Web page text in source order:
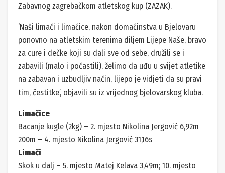
Zabavnog zagrebačkom atletskog kup (ZAZAK).
‘Naši limači i limaćice, nakon domaćinstva u Bjelovaru
ponovno na atletskim terenima diljem Lijepe Naše, bravo
za cure i dečke koji su dali sve od sebe, družili se i
zabavili (malo i počastili), želimo da uđu u svijet atletike
na zabavan i uzbudljiv način, lijepo je vidjeti da su pravi
tim, čestitke’, objavili su iz vrijednog bjelovarskog kluba.
Limačice
Bacanje kugle (2kg) – 2. mjesto Nikolina Jergović 6,92m
200m – 4. mjesto Nikolina Jergović 31,16s
Limači
Skok u dalj – 5. mjesto Matej Kelava 3,49m; 10. mjesto